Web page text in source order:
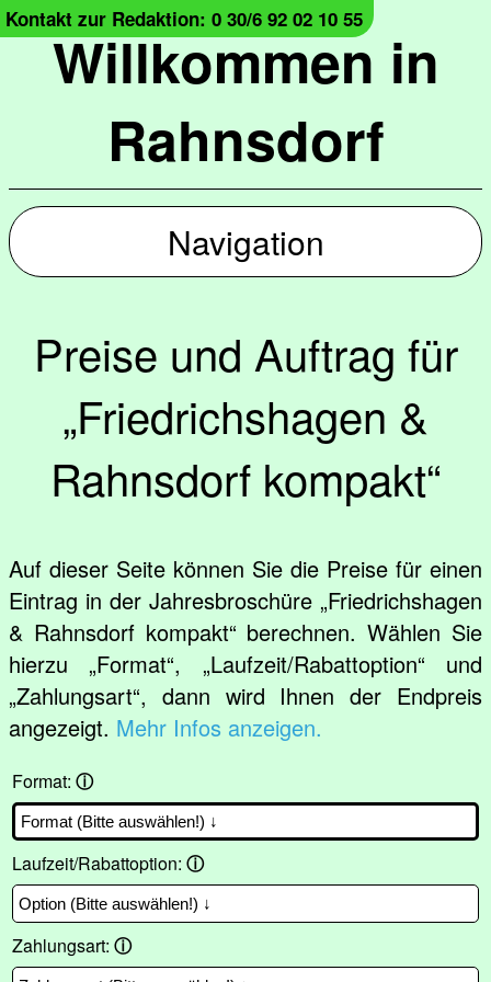
Willkommen in
Rahnsdorf
Kontakt zur Redaktion: 0 30/6 92 02 10 55
Navigation
Preise und Auftrag für
„Friedrichshagen &
Rahnsdorf kompakt“
Auf dieser Seite können Sie die Preise für einen
Eintrag in der Jahresbroschüre „Friedrichshagen
& Rahnsdorf kompakt“ berechnen. Wählen Sie
hierzu „Format“, „Laufzeit/Rabattoption“ und
„Zahlungsart“, dann wird Ihnen der Endpreis
angezeigt. Mehr Infos anzeigen.
Format: ⓘ
Laufzeit/Rabattoption: ⓘ
Zahlungsart: ⓘ